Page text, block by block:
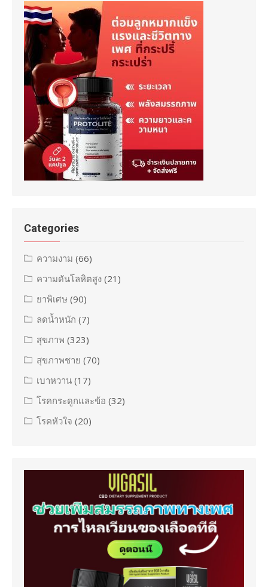
Categories
ความงาม (66)
ความดันโลหิตสูง (21)
ยาพิเศษ (90)
ลดน้ำหนัก (7)
สุขภาพ (323)
สุขภาพชาย (70)
เบาหวาน (17)
โรคกระดูกและข้อ (32)
โรคหัวใจ (20)